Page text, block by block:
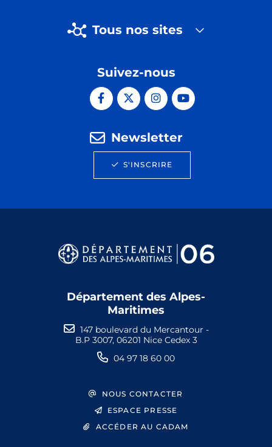
Tous nos sites
Suivez-nous
Newsletter
S'INSCRIRE
Département des Alpes-
Maritimes
147 boulevard du Mercantour -
B.P 3007, 06201 Nice Cedex 3
04 97 18 60 00
NOUS CONTACTER
ESPACE PRESSE
ACCÉDER AU CADAM